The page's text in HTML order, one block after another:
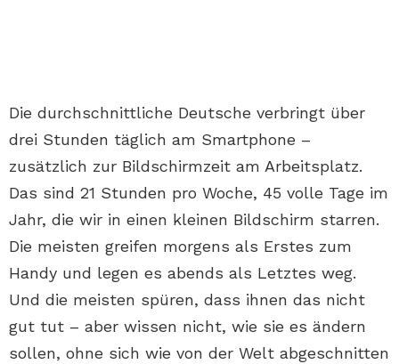
Die durchschnittliche Deutsche verbringt über
drei Stunden täglich am Smartphone –
zusätzlich zur Bildschirmzeit am Arbeitsplatz.
Das sind 21 Stunden pro Woche, 45 volle Tage im
Jahr, die wir in einen kleinen Bildschirm starren.
Die meisten greifen morgens als Erstes zum
Handy und legen es abends als Letztes weg.
Und die meisten spüren, dass ihnen das nicht
gut tut – aber wissen nicht, wie sie es ändern
sollen, ohne sich wie von der Welt abgeschnitten